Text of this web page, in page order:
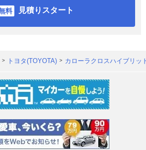
見積りスタート
トヨタ(TOYOTA) カローラクロスハイブリッ